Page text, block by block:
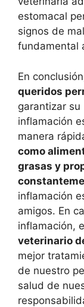
estomacal
signos de
fundamental
En
queridos
garantizar
inflamación
manera
como
grasas y
inflamación
amigos. En
inflamación,
veterinario
mejor
de nuestro
salud de